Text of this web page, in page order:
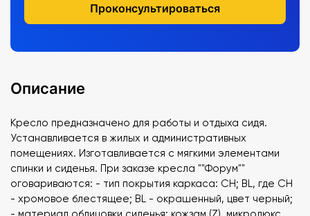
Проконсультироваться
Описание
Кресло предназначено для работы и отдыха сидя.
Устанавливается в жилых и административных
помещениях. Изготавливается с мягкими элементами
спинки и сиденья. При заказе кресла ""Форум""
оговариваются: - тип покрытия каркаса: CH; BL, где CH
- хромовое блестящее; BL - окрашенный, цвет черный;